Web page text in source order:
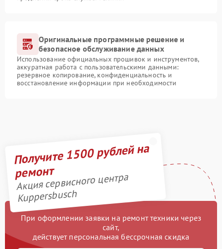
Оригинальные программные решение и
безопасное обслуживание данных
Использование официальных прошивок и инструментов,
аккуратная работа с пользовательскими данными:
резервное копирование, конфиденциальность и
восстановление информации при необходимости
Получите 1500 рублей на
ремонт
Акция сервисного центра
Kuppersbusch
При оформлении заявки на ремонт техники через
сайт,
действует персональная бессрочная скидка